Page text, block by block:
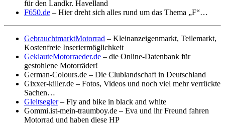
für den Landkr. Havelland
F650.de – Hier dreht sich alles rund um das Thema „F“…
GebrauchtmarktMotorrad – Kleinanzeigenmarkt, Teilemarkt,
Kostenfreie Inseriermöglichkeit
GeklauteMotorraeder.de – die Online-Datenbank für
gestohlene Motorräder!
German-Colours.de – Die Clublandschaft in Deutschland
Gixxer-killer.de – Fotos, Videos und noch viel mehr verrückte
Sachen…
Gleitsegler– Fly and bike in black and white
Gommi.ist-mein-traumboy.de – Eva und ihr Freund fahren
Motorrad und haben diese HP